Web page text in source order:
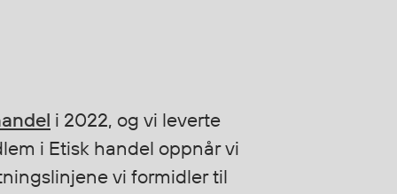
i 2022, og vi leverte
i Etisk handel oppnår vi
vi formidler til